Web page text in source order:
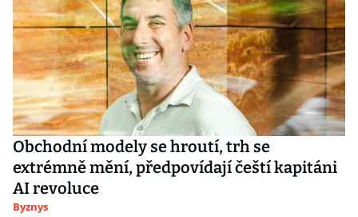
Obchodní modely se hroutí, trh se
extrémně mění, předpovídají čeští kapitáni
AI revoluce
Byznys